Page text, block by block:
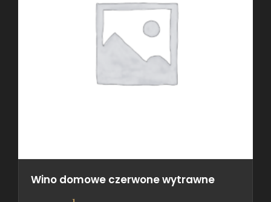
Wino domowe czerwone wytrawne